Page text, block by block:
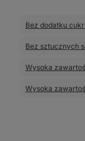
Bez dodatku
Bez sztucznych
Wysoka
Wysoka